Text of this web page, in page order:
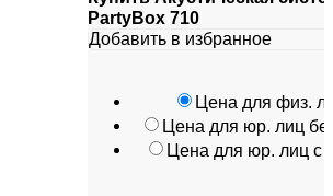
PartyBox 710
Добавить в избранное
Цена для физ.
Цена для юр. лиц
Цена для юр. лиц с